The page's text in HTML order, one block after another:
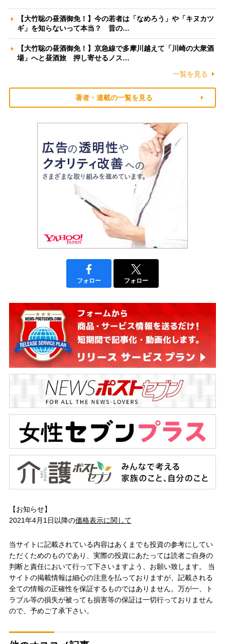
【大竹聡の昼酒御免！】今の若者は「なめろう」や「キヌカツ
ギ」を知らないって本当？ 昔の…
【大竹聡の昼酒御免！】京急線で多摩川越えて「川崎の大衆酒
場」へと昼酒旅 押し寄せるノス…
一覧を見る
著者・連載の一覧を見る
フォロー フォロー
【お知らせ】
2021年4月1日以降の価格表示に関して
当サイトに記載されている内容はあくまでも投資の参考にしてい
ただくためのものであり、実際の投資にあたっては読者ご自身の
判断と責任において行って下さいますよう、お願い致します。 当
サイトの掲載情報は細心の注意を払っておりますが、記載される
全ての情報の正確性を保証するものではありません。万が一、ト
ラブル等の損失が被っても損害等の保証は一切行っておりません
ので、予めご了承下さい。